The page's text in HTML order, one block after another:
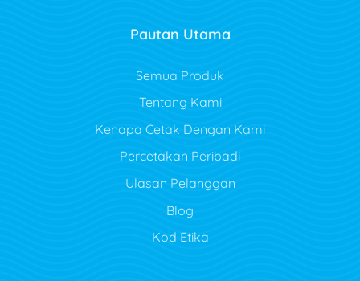
Pautan Utama
Semua Produk
Tentang Kami
Kenapa Cetak Dengan Kami
Percetakan Peribadi
Ulasan Pelanggan
Blog
Kod Etika